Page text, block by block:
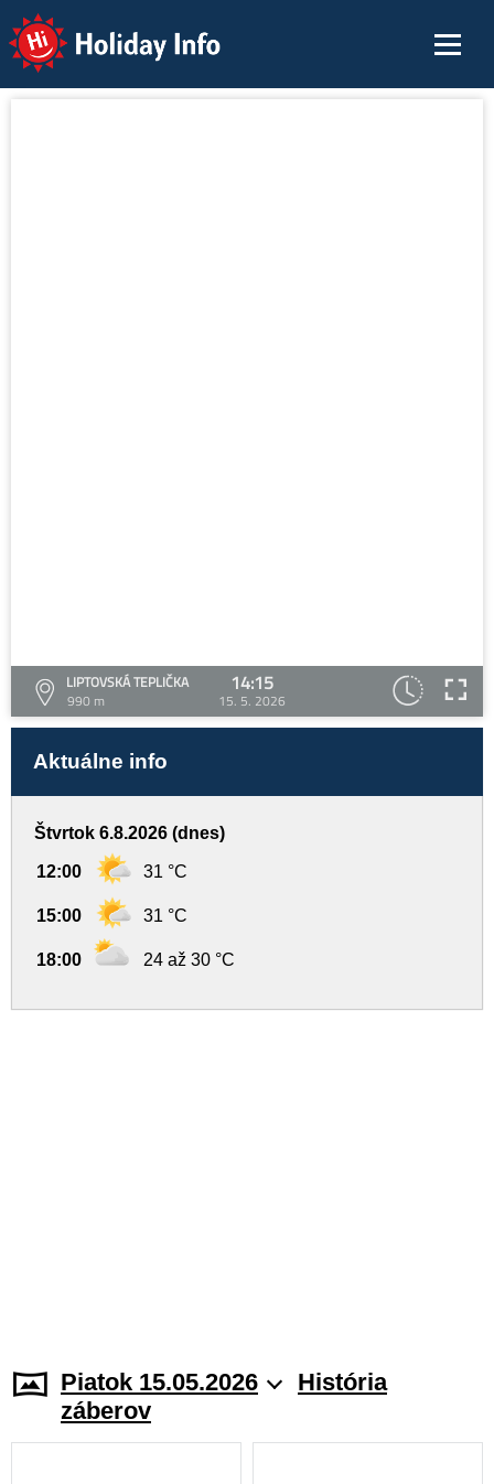
Holiday Info
LIPTOVSKÁ TEPLIČKA
990 m
14:15
15. 5. 2026
Aktuálne info
Štvrtok 6.8.2026 (dnes)
12:00 31 °C
15:00 31 °C
18:00 24 až 30 °C
Piatok 15.05.2026
História
záberov